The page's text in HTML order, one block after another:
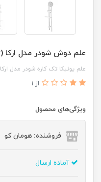
علم دوش شودر مدل ارکا (ArkaChrome Shouder)
علم یونیکا تک کاره شودر مدل ارکا
از 1
ویژگی‌های محصول
فروشنده: هومان کو
آماده ارسال